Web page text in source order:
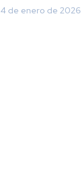
4 de enero de 2026